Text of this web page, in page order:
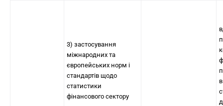
3) застосування
міжнародних та
європейських норм і
стандартів щодо
статистики
фінансового сектору